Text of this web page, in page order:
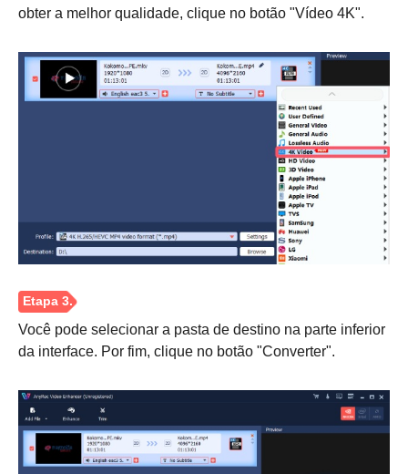
Passo 2.
obter a melhor qualidade, clique no botão "Vídeo 4K".
Você pode selecionar a pasta de destino na parte inferior
da interface. Por fim, clique no botão "Converter".